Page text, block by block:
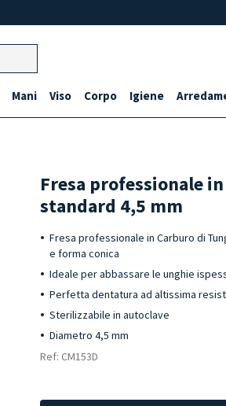
Mani Viso Corpo Igiene
Fresa professionale
standard 4,5 mm
Fresa professionale in Carburo di
e forma conica
Ideale per abbassare le unghie
Perfetta dentatura ad altissima
Sterilizzabile in autoclave
Diametro 4,5 mm
Ref: CM153D